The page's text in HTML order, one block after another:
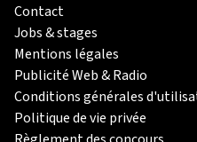
Contact
Jobs & stages
Mentions légales
Publicité Web & Radio
Conditions générales
Politique de vie privée